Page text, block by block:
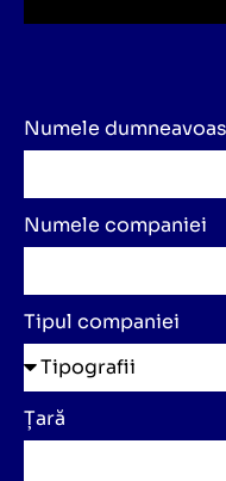
Numele
Numele companiei
Tipul companiei
Țară